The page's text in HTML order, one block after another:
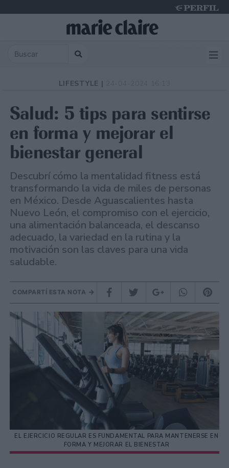
LIFESTYLE |
Salud: 5 tips para sentirse
en forma y mejorar el
bienestar general
Descubrí cómo la mentalidad fitness está
transformando la vida de miles de personas
en México. Desde Aguascalientes hasta
Nuevo León, el compromiso con el ejercicio,
una alimentación balanceada, el descanso
adecuado, la variedad en la rutina y la
motivación son las claves para una vida
saludable.
COMPARTÍ ESTA NOTA
EL EJERCICIO REGULAR ES FUNDAMENTAL PARA MANTENERSE EN
FORMA Y MEJORAR EL BIENESTAR